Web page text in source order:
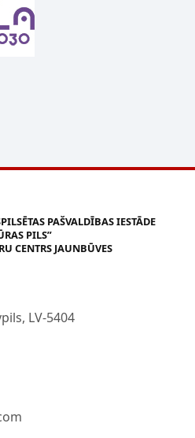
PAŠVALDĪBAS IESTĀDE
PILS”
CENTRS JAUNBŪVES
LV-5404